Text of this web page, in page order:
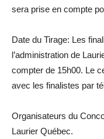
sera prise en compte
Date du Tirage: Les
l’administration de
compter de 15h00. Le
avec les finalistes par
Organisateurs du
Laurier Québec.